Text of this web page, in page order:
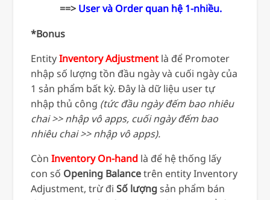
==> User và Order quan hệ 1-nhiều.
*Bonus
EntityInventory Adjustmentlà để Promoter
nhập số lượng tồn đầu ngày và cuối ngày của
1 sản phẩm bất kỳ. Đây là dữ liệu user tự
nhập thủ công (tức đầu ngày đếm bao nhiêu
chai >> nhập vô apps, cuối ngày đếm bao
nhiêu chai >> nhập vô apps).
Còn Inventory On-handlà để hệ thống lấy
con số Opening Balancetrên entity Inventory
Adjustment, trừ đi Số lượngsản phẩm bán